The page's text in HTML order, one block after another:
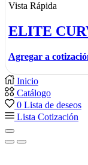
Vista Rápida
ELITE
Agregar a
Inicio
Catálogo
0 Lista de deseos
Lista Cotización